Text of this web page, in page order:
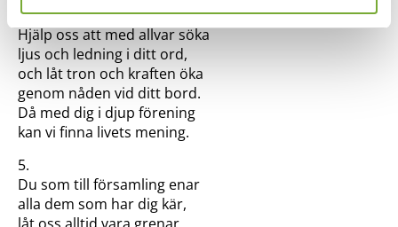
4.
Hjälp oss att med allvar söka
ljus och ledning i ditt ord,
och låt tron och kraften öka
genom nåden vid ditt bord.
Då med dig i djup förening
kan vi finna livets mening.
5.
Du som till församling enar
alla dem som har dig kär,